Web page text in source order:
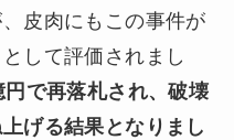
皮肉にもこの事件が
して評価されまし
で再落札され、破壊
げる結果となりまし